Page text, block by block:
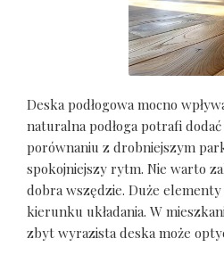
Deska podłogowa mocno
naturalna podłoga potrafi
porównaniu z drobniejszym
spokojniejszy rytm. Nie warto
dobra wszędzie. Duże
kierunku układania. W
zbyt wyrazista deska może